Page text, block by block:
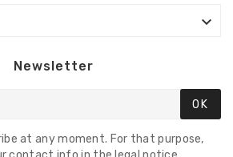

Newsletter
OK
at any moment. For that purpose,